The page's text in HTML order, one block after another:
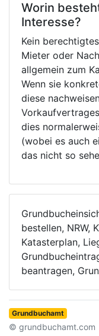
Worin
Interesse?
Kein
Mieter oder
allgemein zum
Wenn sie
diese
dies
(wobei es auch
das nicht so
bestellen, NRW,
Katasterplan,
beantragen,
Grundbuchamt
© grundbuchamt.com